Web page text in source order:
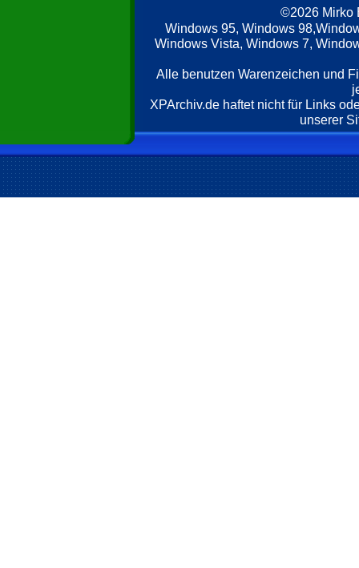
©2026 Mirko
Windows 95, Windows
Windows Vista, Windows 7,
Alle benutzen Warenzeichen und
XPArchiv.de haftet nicht für Links
unserer